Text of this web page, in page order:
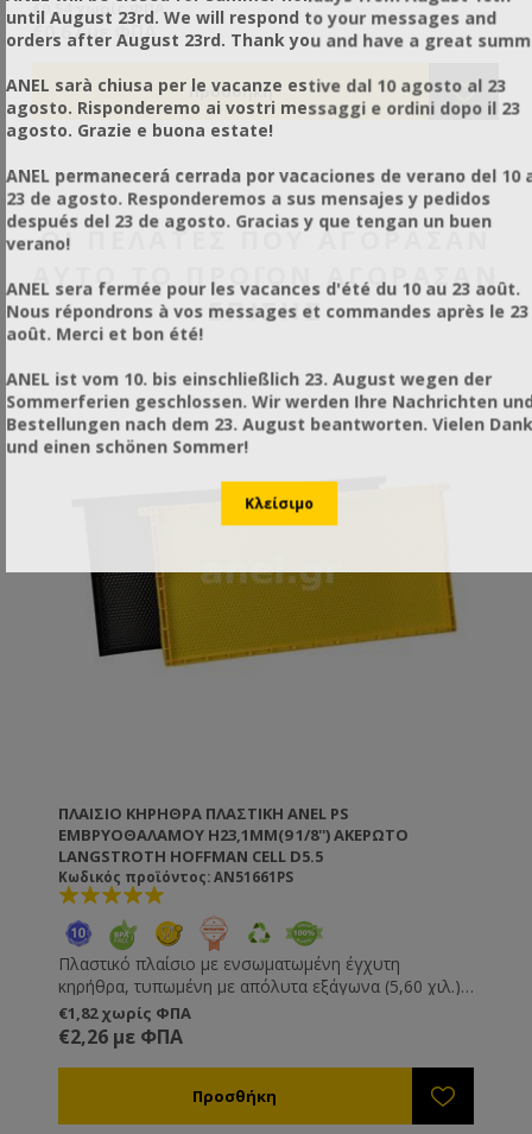
ευκολόχρηστα κελιά και προστάτες κελιών με πορτάκι ώστε
να είναι κατάλληλοι και για μεταφορά/εισαγωγή
€0,54 χωρίς ΦΠΑ
€0,67 με ΦΠΑ
ΟΙ ΠΕΛΆΤΕΣ ΠΟΥ ΑΓΌΡΑΣΑΝ
ΑΥΤΌ ΤΟ ΠΡΟΪΌΝ ΑΓΌΡΑΣΑΝ
ΕΠΊΣΗΣ
ΠΛΑΊΣΙΟ ΚΗΡΉΘΡΑ ΠΛΑΣΤΙΚΉ ANEL PS
ΕΜΒΡΥΟΘΑΛΆΜΟΥ H23,1MM(9 1/8'') ΑΚΈΡΩΤΟ
LANGSTROTH HOFFMAN CELL D5.5
Κωδικός προϊόντος: AN51661PS
Πλαστικό πλαίσιο με ενσωματωμένη έγχυτη
κηρήθρα, τυπωμένη με απόλυτα εξάγωνα (5,60 χιλ.).
Δεν χρειάζονται πέρασμα πιρτσινιών, σύρματος και
κηρήθρας. Δεν τα πιάνει κηρόσκορος. Δεν
ξεκαρφώνουν, δεν χαλαρώνουν και δεν κρεμάνε.
μεγαλύτερες ταχύτητες χωρίς να καταστρέφεται το
πλαίσιο ή η κηρήθρα. Ιδιαίτερα χρήσιμο για σφιχτά
€1,82 χωρίς ΦΠΑ
€2,26 με ΦΠΑ
until August 23rd. We will respond to your messages and
orders after August 23rd. Thank you and have a great
ANEL sarà chiusa per le vacanze estive dal 10 agosto al 23
agosto. Risponderemo ai vostri messaggi e ordini dopo il 23
agosto. Grazie e buona estate!
ANEL permanecerá cerrada por vacaciones de verano del 10
23 de agosto. Responderemos a sus mensajes y pedidos
después del 23 de agosto. Gracias y que tengan un buen
verano!
ANEL sera fermée pour les vacances d'été du 10 au 23 août.
Nous répondrons à vos messages et commandes après le 23
août. Merci et bon été!
ANEL ist vom 10. bis einschließlich 23. August wegen der
Sommerferien geschlossen. Wir werden Ihre Nachrichten
Bestellungen nach dem 23. August beantworten. Vielen Dank
und einen schönen Sommer!